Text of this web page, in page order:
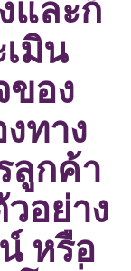
และก็
มิน
ของ
ทาง
ลูกค้า
อย่าง
หรือ